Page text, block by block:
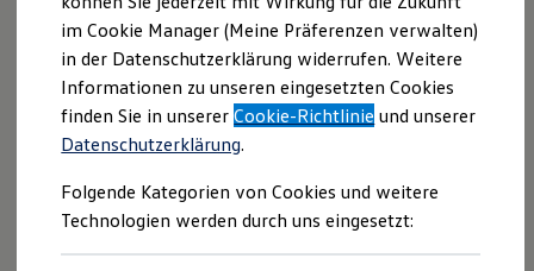
Aktuelle Angebote
E-Auto-Förderung
Volkswagen Marktplatz
Die ENERGY Sondermodelle
Junge Gebrauchtwagen und Gebrauchtwagen
Volkswagen Zertifizierte Gebrauchtwagen
Elektromobilität bei Gebrauchtwagen
Saisonangebote
Reifenpakete
Leasing
Leasing-Angebote
Ganz schön clever:Mit
unseren Assistenzsystemen
sicherer und entspannter ans
Ziel.
im Cookie Manager (Meine Präferenzen verwalten)
in der Datenschutzerklärung widerrufen. Weitere
Informationen zu unseren eingesetzten Cookies
finden Sie in unsererCookie-Richtlinie und unserer
Datenschutzerklärung.
Folgende Kategorien von Cookies und weitere
Technologien werden durch uns eingesetzt: